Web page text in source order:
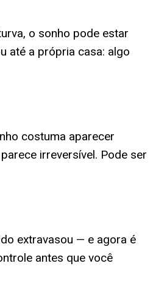
o sonho pode estar
até a própria casa: algo
costuma aparecer
irreversível. Pode ser
extravasou — e agora é
antes que você